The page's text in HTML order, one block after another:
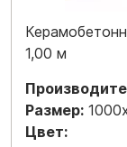
1,00 м
Размер:
Цвет: